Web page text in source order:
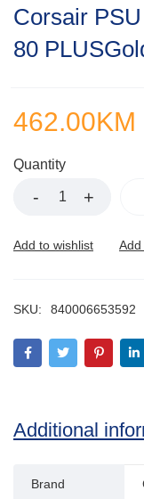
Corsair
80
462.00KM
Quantity
SKU: 840006653592
Additional
Brand